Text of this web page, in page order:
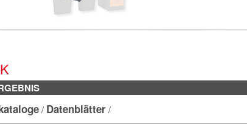
/ Datenblätter/